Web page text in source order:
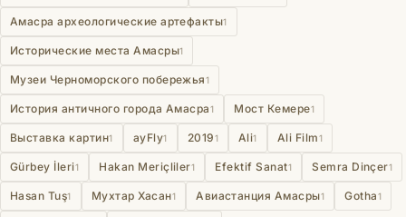
Амасра археологические артефакты1
Исторические места Амасры1
Музеи Черноморского побережья1
История античного города Амасра1 Мост Кемере1
Выставка картин1 ayFly1 20191 Ali1 Ali Film1
Gürbey İleri1 Hakan Meriçliler1 Efektif Sanat1 Semra Dinçer1
Hasan Tuş1 Мухтар Хасан1 Авиастанция Амасры1 Gotha1